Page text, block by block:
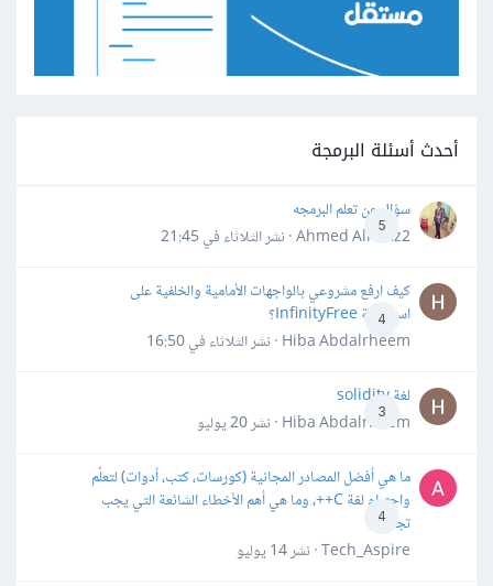
أحدث أسئلة البرمجة
5
سؤال عن تعلم البرمجه
Ahmed Alhafiz2 · نشر
الثلاثاء في 21:45
4
كيف ارفع مشروعي بالواجهات الأمامية والخلفية على
استضافة InfinityFree؟
Hiba Abdalrheem · نشر
الثلاثاء في 16:50
3
لغة solidity
Hiba Abdalrheem · نشر
20 يوليو
4
ما هي أفضل المصادر المجانية (كورسات، كتب، أدوات) لتعلّم
واحترام لغة C++، وما هي أهم الأخطاء الشائعة التي يجب
تجنبها؟
Tech_Aspire · نشر
14 يوليو